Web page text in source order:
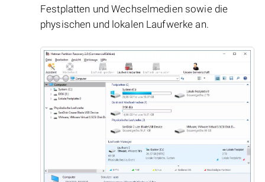
Festplatten und Wechselmedien sowie die
physischen und lokalen Laufwerke an.